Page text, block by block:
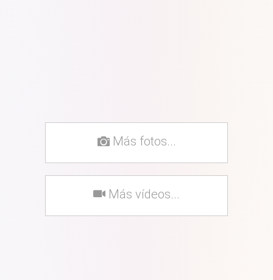
Más fotos...
Más vídeos...